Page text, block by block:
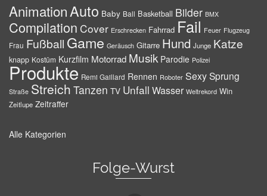
AnimationAuto Baby Ball Basketball Bilder BMX
Compilation Cover Erschrecken Fahrrad Fail Feuer Flugzeug
Frau Fußball Game Geräusch Gitarre Hund Junge Katze
knapp Kostüm Kurzfilm Motorrad Musik Parodie Polizei
Produkte Remi Gaillard Rennen Roboter SexySprung
Straße Streich Tanzen TV Unfall Wasser Weltrekord Win
Zeitlupe Zeitraffer
Alle Kategorien
Folge-Wurst